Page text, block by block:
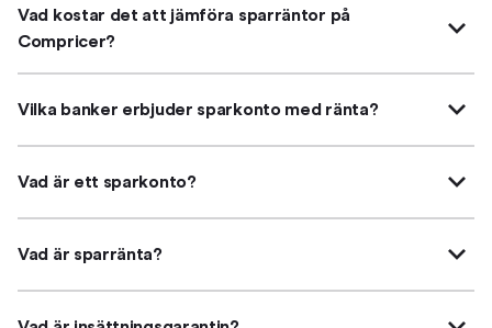
Vad kostar det att jämföra sparräntor på
Compricer?
Vilka banker erbjuder sparkonto med ränta?
Vad är ett sparkonto?
Vad är sparränta?